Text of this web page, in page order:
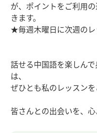
が、ポイントをご利用
きます。
★毎週木曜日に次週のレ
話せる中国語を楽しん
は、
ぜひとも私のレッスンを
皆さんとの出会いを、